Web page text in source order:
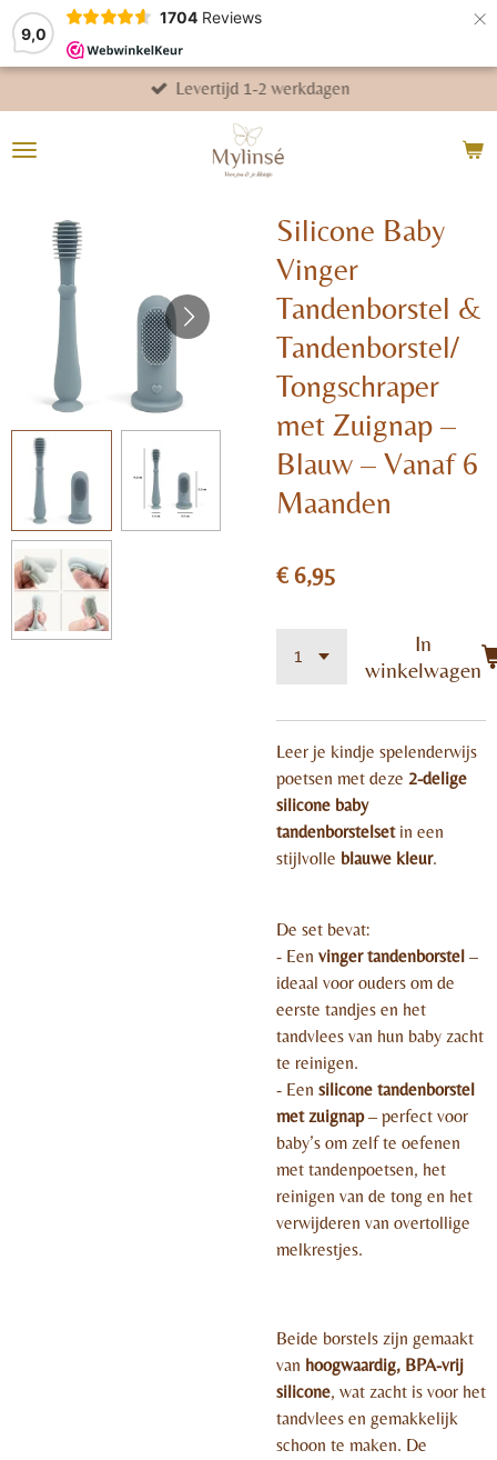
9,0
1704 Reviews ×
Levertijd 1-2 werkdagen
Silicone Baby
Vinger
Tandenborstel &
Tandenborstel/
Tongschraper
met Zuignap –
Blauw – Vanaf 6
Maanden
€ 6,95
In
winkelwagen
Leer je kindje spelenderwijs
poetsen met deze 2-delige
silicone baby
tandenborstelsetin een
stijlvolle blauwe kleur.
De set bevat:
- Een vinger tandenborstel –
ideaal voor ouders om de
eerste tandjes en het
tandvlees van hun baby zacht
te reinigen.
- Een silicone tandenborstel
met zuignap– perfect voor
baby’s om zelf te oefenen
met tandenpoetsen, het
reinigen van de tong en het
verwijderen van overtollige
melkrestjes.
Beide borstels zijn gemaakt
van hoogwaardig, BPA-vrij
silicone, wat zacht is voor het
tandvlees en gemakkelijk
schoon te maken. De